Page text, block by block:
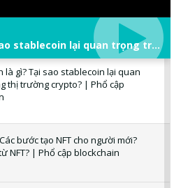
Stablecoin là gì? Tại sao stablecoin lại quan trọng trong thị trường crypto? | Phổ cập Blockchain
là gì? Tại sao stablecoin lại quan
thị trường crypto? | Phổ cập
bước tạo NFT cho người mới?
NFT? | Phổ cập blockchain